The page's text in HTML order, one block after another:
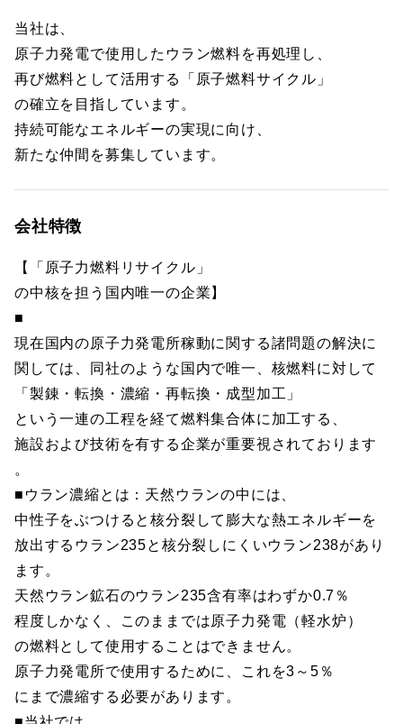
当社は、
原子力発電で使用したウラン燃料を再処理し、
再び燃料として活用する「原子燃料サイクル」
の確立を目指しています。
持続可能なエネルギーの実現に向け、
新たな仲間を募集しています。
会社特徴
【「原子力燃料リサイクル」
の中核を担う国内唯一の企業】
■
現在国内の原子力発電所稼動に関する諸問題の解決に
関しては、同社のような国内で唯一、核燃料に対して
「製錬・転換・濃縮・再転換・成型加工」
という一連の工程を経て燃料集合体に加工する、
施設および技術を有する企業が重要視されております
。
■ウラン濃縮とは：天然ウランの中には、
中性子をぶつけると核分裂して膨大な熱エネルギーを
放出するウラン235と核分裂しにくいウラン238があり
ます。
天然ウラン鉱石のウラン235含有率はわずか0.7％
程度しかなく、このままでは原子力発電（軽水炉）
の燃料として使用することはできません。
原子力発電所で使用するために、これを3～5％
にまで濃縮する必要があります。